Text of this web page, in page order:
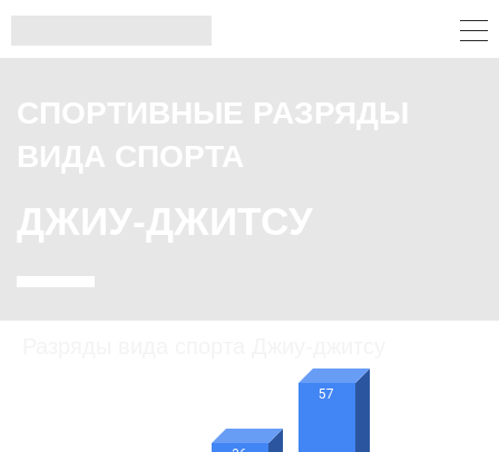
СПОРТИВНЫЕ РАЗРЯДЫ
ВИДА СПОРТА
ДЖИУ-ДЖИТСУ